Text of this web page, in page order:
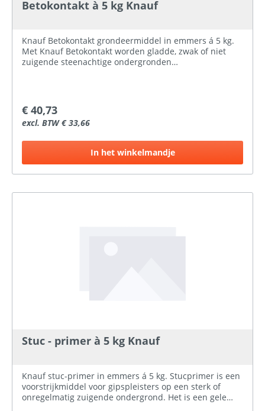
Betokontakt à 5 kg Knauf
Knauf Betokontakt grondeermiddel in emmers á 5 kg.
Met Knauf Betokontakt worden gladde, zwak of niet
zuigende steenachtige ondergronden
de aan te brengen gipspleister. Knauf Betokontakt is
gebruiksklaar en wordt onverdund op de ondergrond
met de blokkwast of lamsvachtroller aangebracht.
€ 40,73
excl. BTW € 33,66
In het winkelmandje
Stuc - primer à 5 kg Knauf
Knauf stuc-primer in emmers á 5 kg. Stucprimer is een
voorstrijkmiddel voor gipspleisters op een sterk of
onregelmatig zuigende ondergrond. Het is een gele